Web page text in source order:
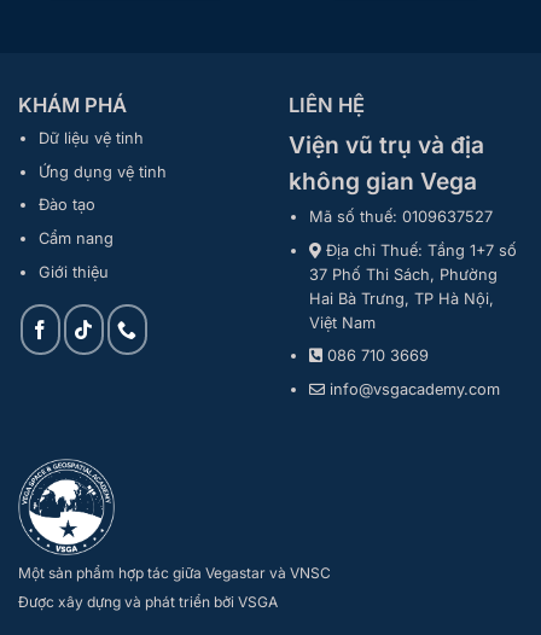
KHÁM PHÁ
Dữ liệu vệ tinh
Ứng dụng vệ tinh
Đào tạo
Cẩm nang
Giới thiệu
LIÊN HỆ
Viện vũ trụ và địa
không gian Vega
Mã số thuế: 0109637527
Địa chỉ Thuế: Tầng 1+7 số
37 Phố Thi Sách, Phường
Hai Bà Trưng, TP Hà Nội,
Việt Nam
086 710 3669
info@vsgacademy.com
Một sản phẩm hợp tác giữa Vegastar và VNSC
Được xây dựng và phát triển bởi VSGA